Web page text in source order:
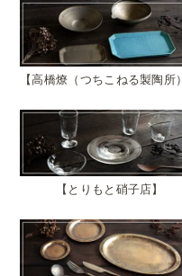
高橋燎（つちこねる製陶所）
とりもと硝子店